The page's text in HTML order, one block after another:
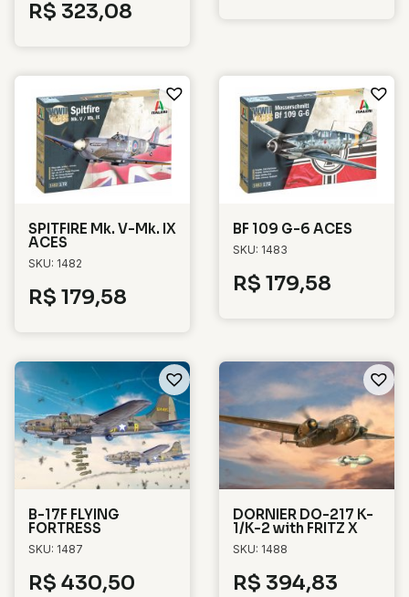
R$ 323,08
SPITFIRE Mk. V-Mk. IX
ACES
SKU: 1482
R$ 179,58
BF 109 G-6 ACES
SKU: 1483
R$ 179,58
B-17F FLYING
FORTRESS
SKU: 1487
R$ 430,50
DORNIER DO-217 K-
1/K-2 with FRITZ X
SKU: 1488
R$ 394,83